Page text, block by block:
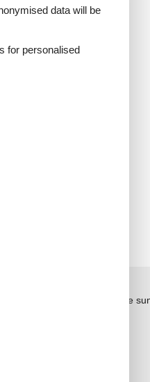
See the course of the
data will be
for personalised